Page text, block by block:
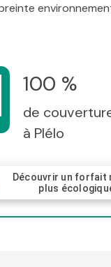
100 %
de
à Plélo
Découvrir un forfait
plus